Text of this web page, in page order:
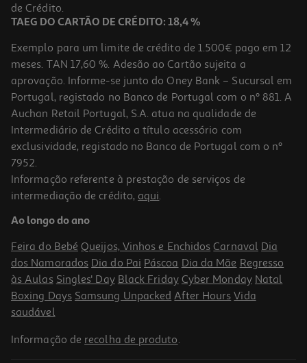
de Crédito.
TAEG DO CARTÃO DE CRÉDITO: 18,4 %
Exemplo para um limite de crédito de 1.500€ pago em 12
meses. TAN 17,60 %. Adesão ao Cartão sujeita a
aprovação. Informe-se junto do Oney Bank – Sucursal em
Portugal, registado no Banco de Portugal com o nº 881. A
Auchan Retail Portugal, S.A. atua na qualidade de
Intermediário de Crédito a título acessório com
exclusividade, registado no Banco de Portugal com o nº
7952.
Informação referente à prestação de serviços de
intermediação de crédito, aqui.
Ao longo do ano
Feira do Bebé Queijos, Vinhos e Enchidos Carnaval Dia
dos Namorados Dia do Pai Páscoa Dia da Mãe Regresso
às Aulas Singles' Day Black Friday Cyber Monday Natal
Boxing Days Samsung Unpacked After Hours Vida
saudável
Informação de recolha de produto.